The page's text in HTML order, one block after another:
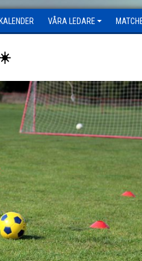
KALENDER VÅRA LEDARE
☀️